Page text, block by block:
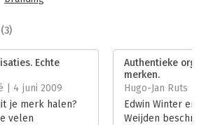
en strategie. Een echt merk is niet
zelf.
u een echt merk wordt? Het antwoord
branding, mits dit op de juiste manier
een ontwikkelproces. Deze meer
van het merk is gebaseerd op
niet op angst voor de concurrentie.
gebonden
Van Duuren Management
1
Strategisch management
(3)
Echte
| 4 juni 2009
je merk halen?
velen
Authentieke
merken.
Hugo-Jan Ruts |
Edwin Winter en
Weijden